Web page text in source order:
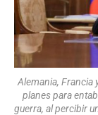
Alemania, Francia
planes para
guerra, al percibir